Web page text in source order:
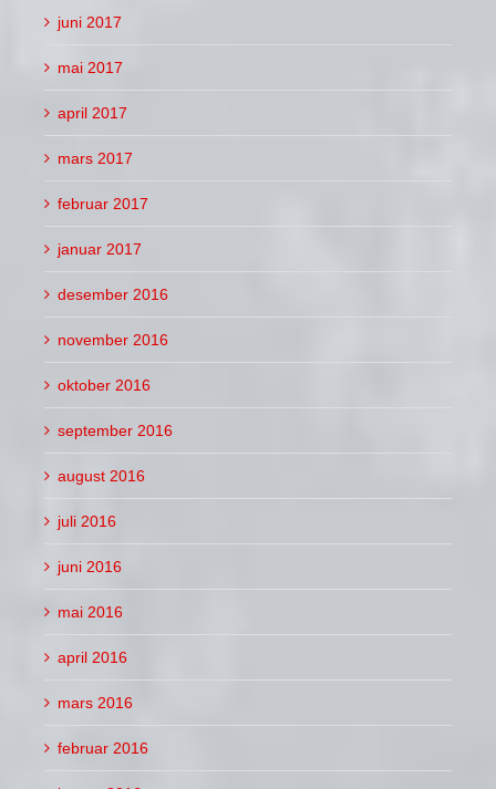
juni 2017
mai 2017
april 2017
mars 2017
februar 2017
januar 2017
desember 2016
november 2016
oktober 2016
september 2016
august 2016
juli 2016
juni 2016
mai 2016
april 2016
mars 2016
februar 2016